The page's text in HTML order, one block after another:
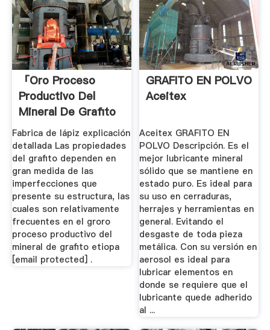
「oro Proceso
Productivo Del
Mineral De Grafito
Etiopa」
Fabrica de lápiz explicación
detallada Las propiedades
del grafito dependen en
gran medida de las
imperfecciones que
presente su estructura, las
cuales son relativamente
frecuentes en el groro
proceso productivo del
mineral de grafito etiopa
[email protected] .
GRAFITO EN POLVO
Aceitex
Aceitex GRAFITO EN
POLVO Descripción. Es el
mejor lubricante mineral
sólido que se mantiene en
estado puro. Es ideal para
su uso en cerraduras,
herrajes y herramientas en
general. Evitando el
desgaste de toda pieza
metálica. Con su versión en
aerosol es ideal para
lubricar elementos en
donde se requiere que el
lubricante quede adherido
al ...